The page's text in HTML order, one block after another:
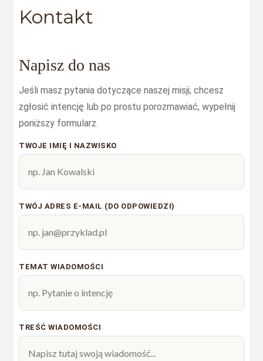
Kontakt
Napisz do nas
Jeśli masz pytania dotyczące naszej misji, chcesz
zgłosić intencję lub po prostu porozmawiać, wypełnij
poniższy formularz.
TWOJE IMIĘ I NAZWISKO
TWÓJ ADRES E-MAIL (DO ODPOWIEDZI)
TEMAT WIADOMOŚCI
TREŚĆ WIADOMOŚCI